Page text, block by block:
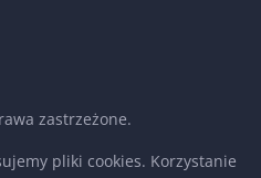
zastrzeżone.
pliki cookies. Korzystanie